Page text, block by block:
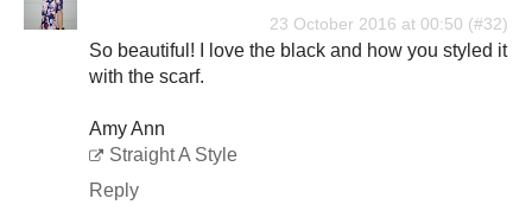
23 October 2016 at 00:50
So beautiful! I love the black and how you styled it
with the scarf.
Amy Ann
Straight A Style
Reply